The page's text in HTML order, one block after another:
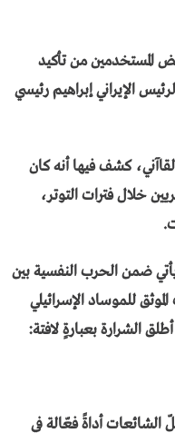
المستخدمين من تأكيد
الإيراني إبراهيم رئيسي
كشف فيها أنه كان
خلال فترات التوتر،
ضمن الحرب النفسية بين
للموساد الإسرائيلي
الشرارة بعبارةٍ لافتة:
الشائعات أداةً فعّالة في